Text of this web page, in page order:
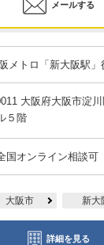
メールする
メトロ「新大阪駅」
大阪府大阪市淀
５階
国オンライン相談可
大阪市 新大
詳細を見る